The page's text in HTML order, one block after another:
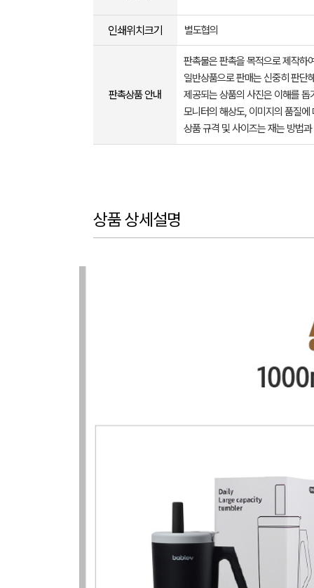
인쇄위치크기 별도협의
판촉상품 안내
판촉물은 판촉을 목적으로 제작하
일반상품으로 판매는 신중히 판단
제공되는 상품의 사진은 이해를
모니터의 해상도, 이미지의 품질
상품 규격 및 사이즈는 재는 방법
상품 상세설명